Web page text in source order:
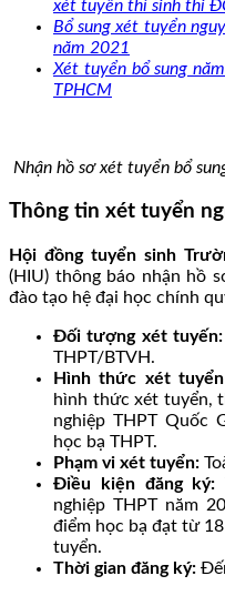
xét tuyển thí sinh thi
Bổ sung xét tuyển
năm 2021
Xét tuyển bổ sung
TPHCM
Nhận hồ sơ xét tuyển bổ
Thông tin xét tuyển
Hội đồng tuyển sinh
(HIU) thông báo nhận hồ
đào tạo hệ đại học chính
Đối tượng xét tuyến:
THPT/BTVH.
Hình thức xét
hình thức xét tuyển,
nghiệp THPT Quốc
học bạ THPT.
Phạm vi xét tuyển:
Điều kiện đăng ký:
nghiệp THPT năm
điểm học bạ đạt từ
tuyển.
Thời gian đăng ký: